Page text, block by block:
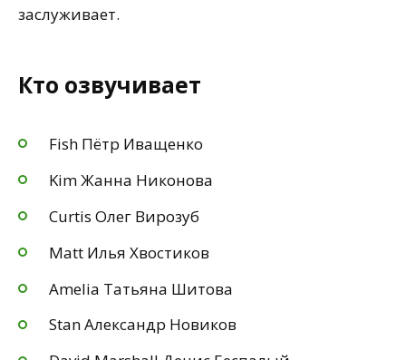
заслуживает.
Кто озвучивает
Fish Пётр Иващенко
Kim Жанна Никонова
Curtis Олег Вирозуб
Matt Илья Хвостиков
Amelia Татьяна Шитова
Stan Александр Новиков